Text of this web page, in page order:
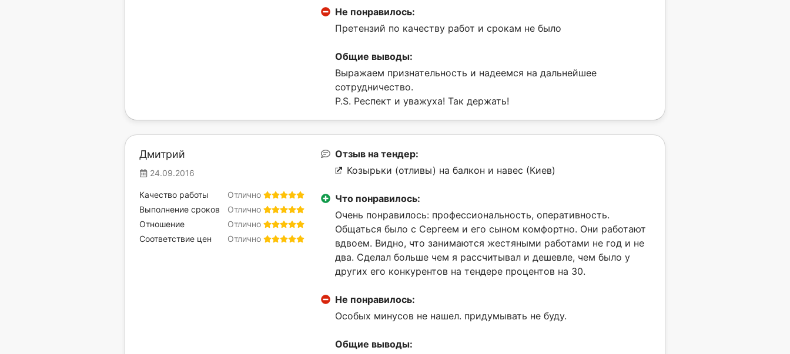
Не понравилось:
Претензий по качеству работ и срокам не было
Общие выводы:
Выражаем признательность и надеемся на дальнейшее
сотрудничество.
P.S. Респект и уважуха! Так держать!
Дмитрий
24.09.2016
Отлично
Качество работы
Отлично
Выполнение сроков
Отлично
Отношение
Отлично
Соответствие цен
Отзыв на тендер:
Козырьки (отливы) на балкон и навес (Киев)
Что понравилось:
Очень понравилось: профессиональность, оперативность.
Общаться было с Сергеем и его сыном комфортно. Они работают
вдвоем. Видно, что занимаются жестяными работами не год и не
два. Сделал больше чем я рассчитывал и дешевле, чем было у
других его конкурентов на тендере процентов на 30.
Не понравилось:
Особых минусов не нашел. придумывать не буду.
Общие выводы: